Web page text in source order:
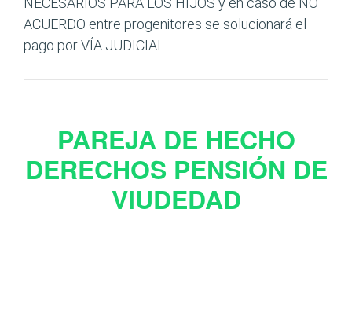
ACUERDO entre progenitores se solucionará el
pago por VÍA JUDICIAL.
PAREJA DE HECHO
DERECHOS PENSIÓN DE
VIUDEDAD